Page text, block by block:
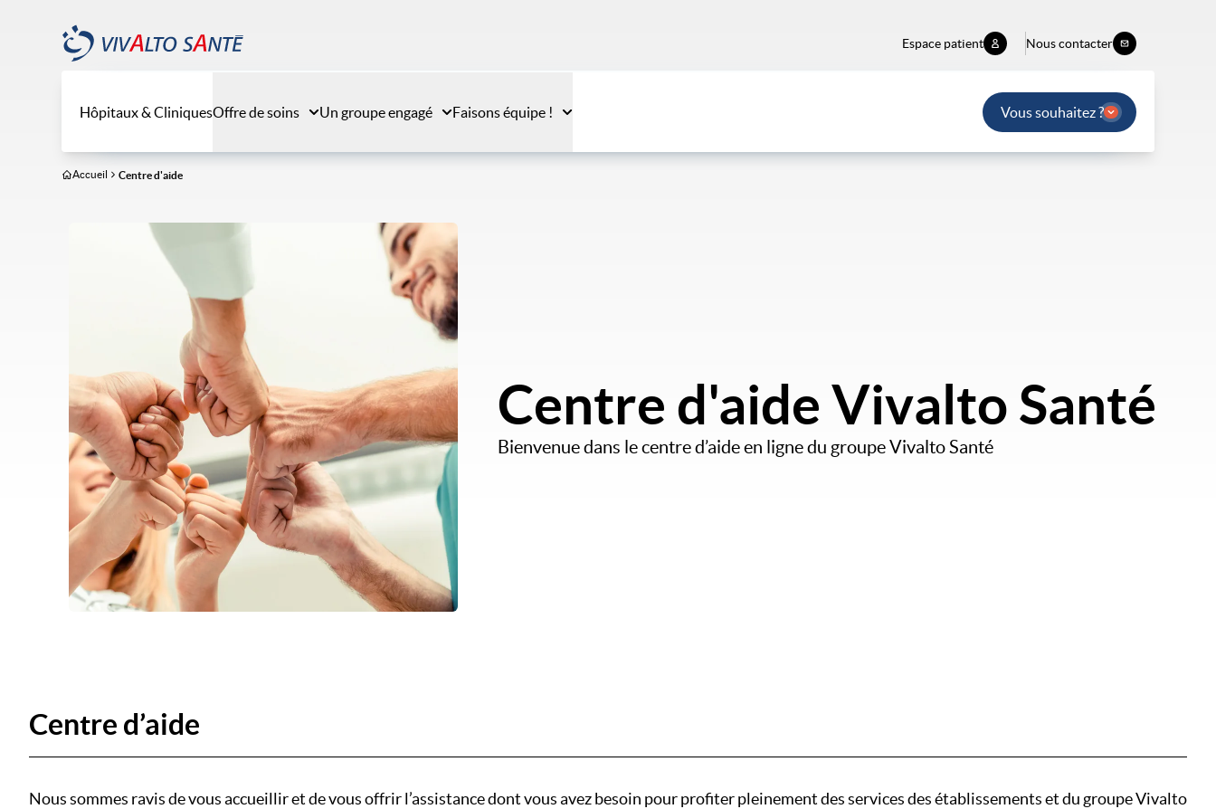
Espace patient Nous contacter
Hôpitaux & CliniquesOffre de soins Un groupe engagé Faisons équipe ! Vous souhaitez ?
Accueil Centre d'aide
Centre d'aide Vivalto Santé
Bienvenue dans le centre d’aide en ligne du groupe Vivalto Santé
Centre d’aide
Nous sommes ravis de vous accueillir et de vous offrir l’assistance dont vous avez besoin pour profiter pleinement des services des établissements et du groupe Vivalto